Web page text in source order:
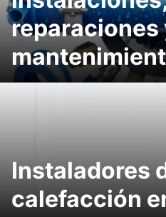
reparaciones
Instaladores
calefacción